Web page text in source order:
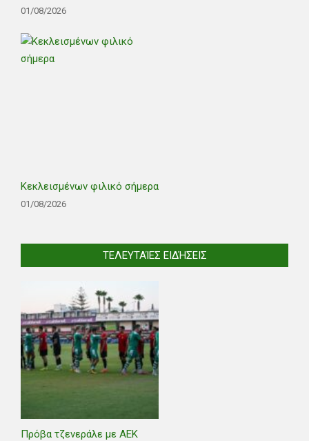
01/08/2026
Κεκλεισμένων φιλικό σήμερα
01/08/2026
ΤΕΛΕΥΤΑΊΕΣ ΕΙΔΉΣΕΙΣ
Πρόβα τζενεράλε με ΑΕΚ